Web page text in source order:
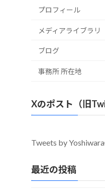
プロフィール
メディアライブラリ
ブログ
事務所 所在地
Xのポスト（旧
Tweets by
最近の投稿